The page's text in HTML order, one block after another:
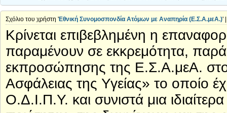
Σχόλιο του χρήστη 'Εθνική Συνομοσπονδία Ατόμων με Αναπηρία (Ε.Σ.Α.μεΑ.)'
Κρίνεται επιβεβλημένη η
παραμένουν σε εκκρεμότητα,
εκπροσώπησης της Ε.Σ.Α.μεΑ. στο
Ασφάλειας της Υγείας» το οποίο
Ο.Δ.Ι.Π.Υ. και συνιστά μια